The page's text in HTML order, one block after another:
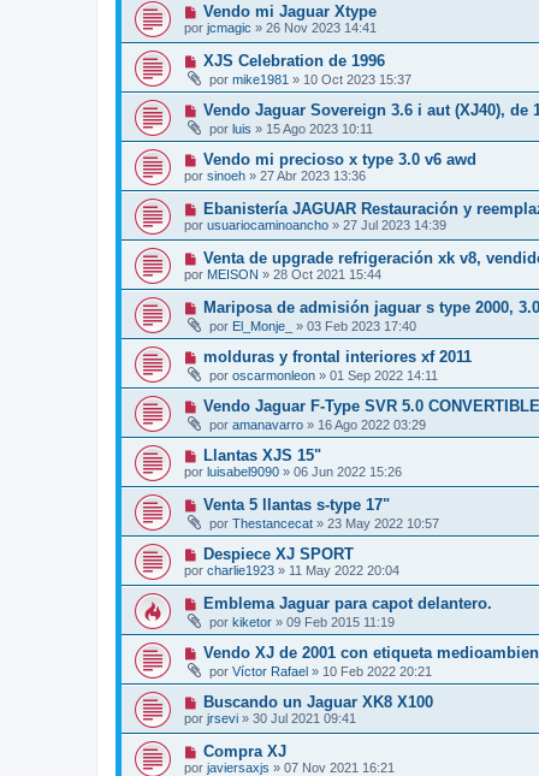
Vendo mi Jaguar Xtype
por jcmagic » 26 Nov 2023 14:41
XJS Celebration de 1996
por mike1981 » 10 Oct 2023 15:37
Vendo Jaguar Sovereign 3.6 i aut (XJ40), de
por luis » 15 Ago 2023 10:11
Vendo mi precioso x type 3.0 v6 awd
por sinoeh » 27 Abr 2023 13:36
Ebanistería JAGUAR Restauración y
por usuariocaminoancho » 27 Jul 2023 14:39
Venta de upgrade refrigeración xk v8,
por MEISON » 28 Oct 2021 15:44
Mariposa de admisión jaguar s type 2000,
por El_Monje_ » 03 Feb 2023 17:40
molduras y frontal interiores xf 2011
por oscarmonleon » 01 Sep 2022 14:11
Vendo Jaguar F-Type SVR 5.0 CONVERTIBLE
por amanavarro » 16 Ago 2022 03:29
Llantas XJS 15"
por luisabel9090 » 06 Jun 2022 15:26
Venta 5 llantas s-type 17"
por Thestancecat » 23 May 2022 10:57
Despiece XJ SPORT
por charlie1923 » 11 May 2022 20:04
Emblema Jaguar para capot delantero.
por kiketor » 09 Feb 2015 11:19
Vendo XJ de 2001 con etiqueta
por Víctor Rafael » 10 Feb 2022 20:21
Buscando un Jaguar XK8 X100
por jrsevi » 30 Jul 2021 09:41
Compra XJ
por javiersaxjs » 07 Nov 2021 16:21